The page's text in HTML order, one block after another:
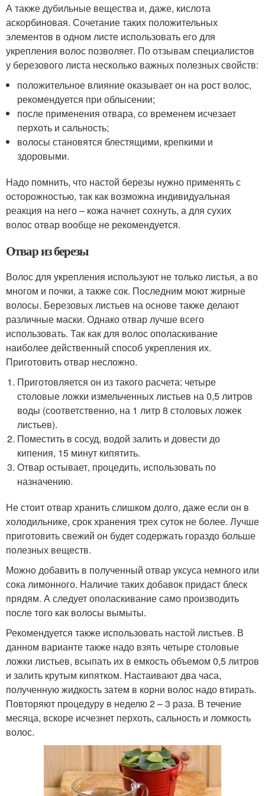
А также дубильные вещества и, даже, кислота
аскорбиновая. Сочетание таких положительных
элементов в одном листе использовать его для
укрепления волос позволяет. По отзывам специалистов
у березового листа несколько важных полезных свойств:
положительное влияние оказывает он на рост волос,
рекомендуется при облысении;
после применения отвара, со временем исчезает
перхоть и сальность;
волосы становятся блестящими, крепкими и
здоровыми.
Надо помнить, что настой березы нужно применять с
осторожностью, так как возможна индивидуальная
реакция на него – кожа начнет сохнуть, а для сухих
волос отвар вообще не рекомендуется.
Отвар из березы
Волос для укрепления используют не только листья, а во
многом и почки, а также сок. Последним моют жирные
волосы. Березовых листьев на основе также делают
различные маски. Однако отвар лучше всего
использовать. Так как для волос ополаскивание
наиболее действенный способ укрепления их.
Приготовить отвар несложно.
Приготовляется он из такого расчета: четыре
столовые ложки измельченных листьев на 0,5 литров
воды (соответственно, на 1 литр 8 столовых ложек
листьев).
Поместить в сосуд, водой залить и довести до
кипения, 15 минут кипятить.
Отвар остывает, процедить, использовать по
назначению.
Не стоит отвар хранить слишком долго, даже если он в
холодильнике, срок хранения трех суток не более. Лучше
приготовить свежий он будет содержать гораздо больше
полезных веществ.
Можно добавить в полученный отвар уксуса немного или
сока лимонного. Наличие таких добавок придаст блеск
прядям. А следует ополаскивание само производить
после того как волосы вымыты.
Рекомендуется также использовать настой листьев. В
данном варианте также надо взять четыре столовые
ложки листьев, всыпать их в емкость объемом 0,5 литров
и залить крутым кипятком. Настаивают два часа,
полученную жидкость затем в корни волос надо втирать.
Повторяют процедуру в неделю 2 – 3 раза. В течение
месяца, вскоре исчезнет перхоть, сальность и ломкость
волос.